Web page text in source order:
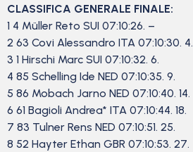
CLASSIFICA GENERALE FINALE:
1 4 Müller Reto SUI 07:10:26. –
2 63 Covi Alessandro ITA 07:10:30. 4.
3 1 Hirschi Marc SUI 07:10:32. 6.
4 85 Schelling Ide NED 07:10:35. 9.
5 86 Mobach Jarno NED 07:10:40. 14.
6 61 Bagioli Andrea* ITA 07:10:44. 18.
7 83 Tulner Rens NED 07:10:51. 25.
8 52 Hayter Ethan GBR 07:10:53. 27.